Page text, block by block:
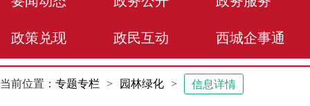
政策兑现 政民互动 西城企事通
当前位置： 专题专栏 > 园林绿化 > 信息详情